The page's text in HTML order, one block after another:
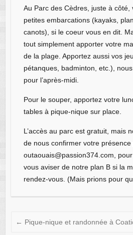
Au Parc des Cèdres, juste à
petites embarcations (kayaks,
canots), si le coeur vous en dit.
tout simplement apporter votre
de la plage. Apportez aussi vos
pétanques, badminton, etc.),
pour l’après-midi.
Pour le souper, apportez votre
tables à pique-nique sur place.
L’accès au parc est gratuit, mais
de nous confirmer votre présence
outaouais@passion374.com,
vous aviser de notre plan B si la
rendez-vous. (Mais prions pour
← Pique-nique et randonnée à